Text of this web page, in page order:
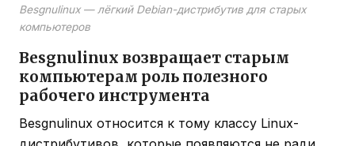
Besgnulinux — лёгкий Debian-дистрибутив для старых
компьютеров
Besgnulinux возвращает старым
компьютерам роль полезного
рабочего инструмента
Besgnulinux относится к тому классу Linux-